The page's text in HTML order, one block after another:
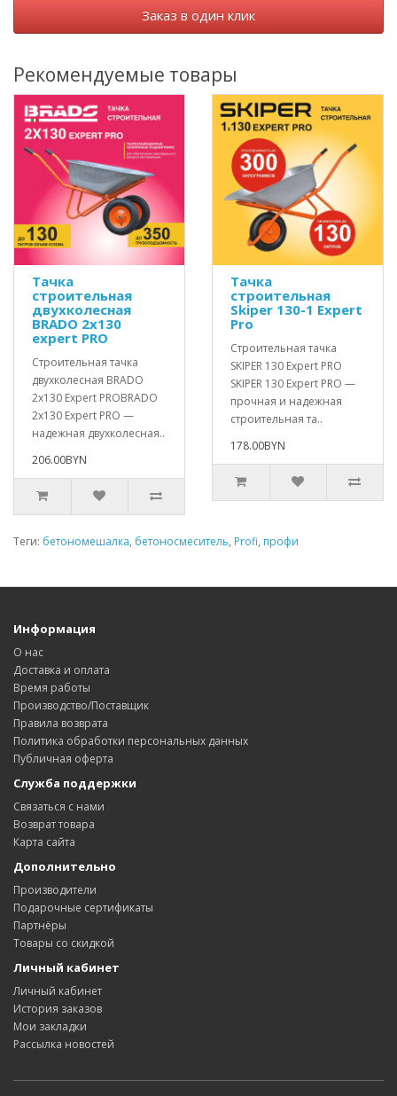
Заказ в один клик
Рекомендуемые товары
Тачка
строительная
двухколесная
BRADO 2x130
expert PRO
Строительная тачка
двухколесная BRADO
2x130 Expert PROBRADO
2x130 Expert PRO —
надежная двухколесная..
206.00BYN
Тачка
строительная
Skiper 130-1 Expert
Pro
Строительная тачка
SKIPER 130 Expert PRO
SKIPER 130 Expert PRO —
прочная и надежная
строительная та..
178.00BYN
Теги: бетономешалка, бетоносмеситель, Profi, профи
Информация
О нас
Доставка и оплата
Время работы
Производство/Поставщик
Правила возврата
Политика обработки персональных данных
Публичная оферта
Служба поддержки
Связаться с нами
Возврат товара
Карта сайта
Дополнительно
Производители
Подарочные сертификаты
Партнёры
Товары со скидкой
Личный кабинет
Личный кабинет
История заказов
Мои закладки
Рассылка новостей